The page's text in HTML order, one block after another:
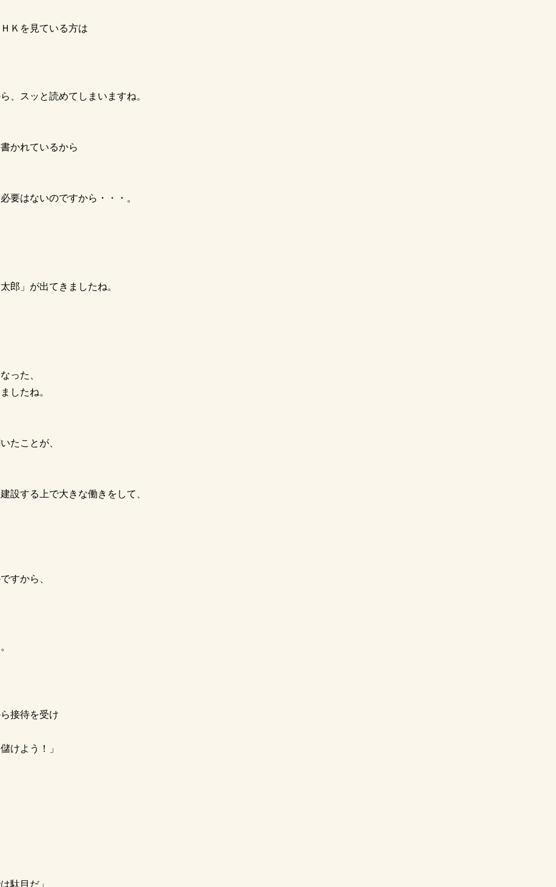
Ｋを見ている方は
、スッと読めてしまいますね。
かれているから
要はないのですから・・・。
郎」が出てきましたね。
った、
したね。
たことが、
設する上で大きな働きをして、
すから、
接待を受け
けよう！」
駄目だ」